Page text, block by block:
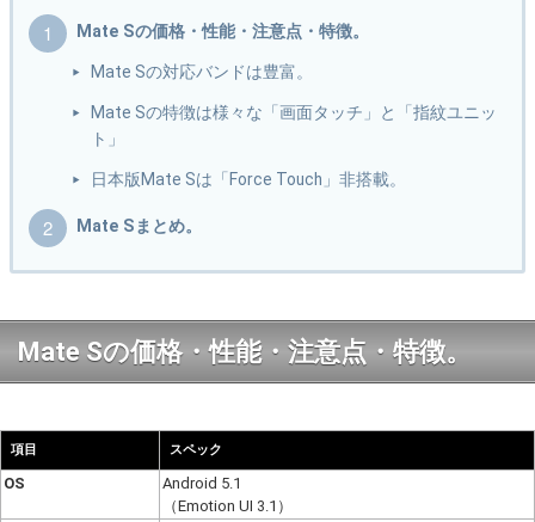
Mate Sの価格・性能・注意点・特徴。
Mate Sの対応バンドは豊富。
Mate Sの特徴は様々な「画面タッチ」と「指紋ユニッ
ト」
日本版Mate Sは「Force Touch」非搭載。
Mate Sまとめ。
Mate Sの価格・性能・注意点・特徴。
項目 スペック
OS
Android 5.1
（Emotion UI 3.1）